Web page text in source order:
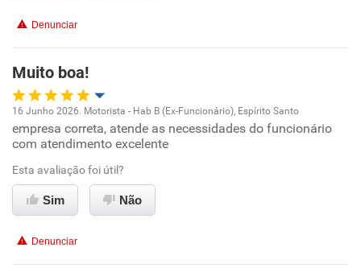
Recomenda esta empresa
Recomenda a diretoria
Denunciar
Muito boa!
Oportunidade de promoção
Ambiente de trabalho
Conciliação com a vida familiar
16 Junho 2026. Motorista - Hab B (Ex-Funcionário), Espírito Santo
empresa correta, atende as necessidades do funcionário
com atendimento excelente
Esta avaliação foi útil?
Sim Não
Denunciar